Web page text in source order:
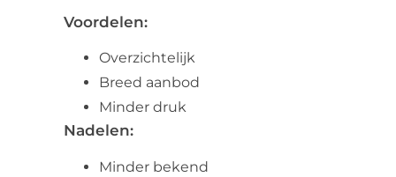
Voordelen:
Overzichtelijk
Breed aanbod
Minder druk
Nadelen:
Minder bekend